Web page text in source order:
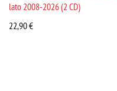
lato 2008-2026 (2 CD)
22,90€